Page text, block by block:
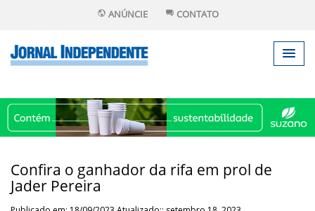
ANÚNCIE CONTATO
Confira o ganhador da rifa em prol de
Jader Pereira